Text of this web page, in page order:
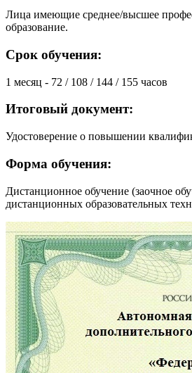
Лица имеющие среднее/высшее
образование.
Срок обучения:
1 месяц - 72 / 108 / 144 / 155 часов
Итоговый документ:
Удостоверение о повышении
Форма обучения:
Дистанционное обучение (заочное
дистанционных образовательных